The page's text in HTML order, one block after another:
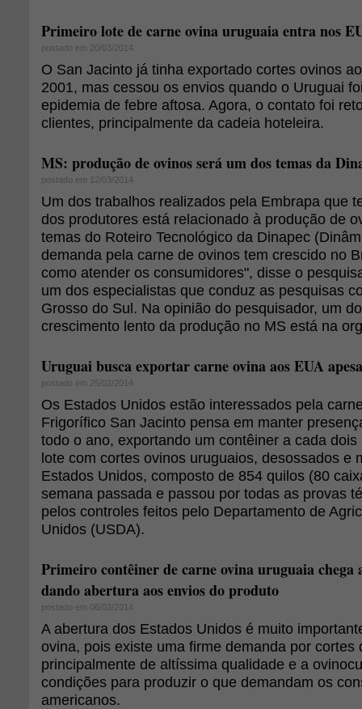
Primeiro lote de carne ovina uruguaia entra nos
postado em 20/03/2014
O San Jacinto já tinha exportado cortes ovinos
2001, mas cessou os envios quando o Uruguai
epidemia de febre aftosa. Agora, o contato foi
clientes, principalmente da cadeia hoteleira.
MS: produção de ovinos será um dos temas da
postado em 12/03/2014
Um dos trabalhos realizados pela Embrapa que
dos produtores está relacionado à produção de
temas do Roteiro Tecnológico da Dinapec
demanda pela carne de ovinos tem crescido no
como atender os consumidores", disse o
um dos especialistas que conduz as pesquisas
Grosso do Sul. Na opinião do pesquisador, um
crescimento lento da produção no MS está na
Uruguai busca exportar carne ovina aos EUA
postado em 25/02/2014
Os Estados Unidos estão interessados pela
Frigorífico San Jacinto pensa em manter
todo o ano, exportando um contêiner a cada
lote com cortes ovinos uruguaios, desossados e
Estados Unidos, composto de 854 quilos (80
semana passada e passou por todas as provas
pelos controles feitos pelo Departamento de
Unidos (USDA).
Primeiro contêiner de carne ovina uruguaia chega
dando abertura aos envios do produto
postado em 06/02/2014
A abertura dos Estados Unidos é muito
ovina, pois existe uma firme demanda por cortes
principalmente de altíssima qualidade e a
condições para produzir o que demandam os
americanos.